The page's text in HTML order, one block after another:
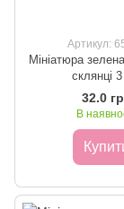
Артикул:
Мініатюра
склянці
32.0
В